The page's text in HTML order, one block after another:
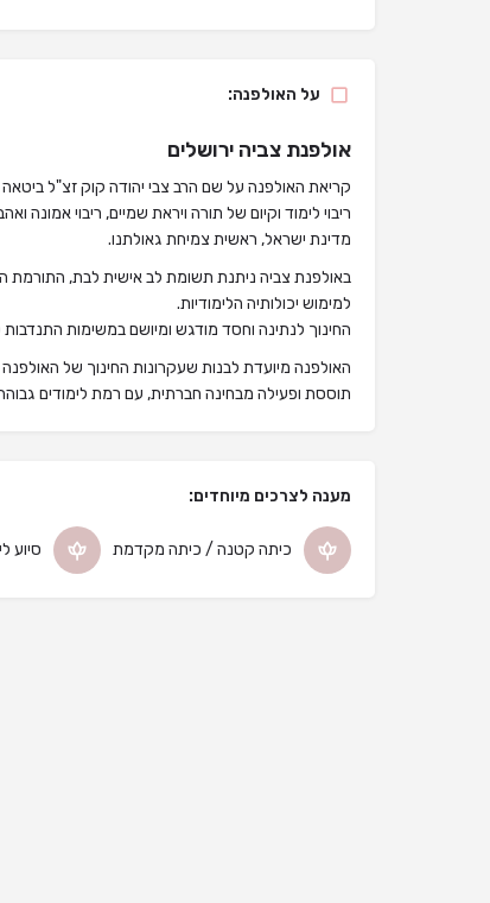
על האולפנה:
אולפנת צביה ירושלים
קריאת האולפנה על שם הרב צבי יהודה קוק זצ"ל
ריבוי לימוד וקיום של תורה ויראת שמיים, ריבוי אמונה
מדינת ישראל, ראשית צמיחת גאולתנו.
באולפנת צביה ניתנת תשומת לב אישית לבת, התורמת
למימוש יכולותיה הלימודיות.
החינוך לנתינה וחסד מודגש ומיושם במשימות התנדבות
האולפנה מיועדת לבנות שעקרונות החינוך של
תוססת ופעילה מבחינה חברתית, עם רמת לימודים גבוהה
מענה לצרכים מיוחדים:
כיתה קטנה / כיתה מקדמת סיוע